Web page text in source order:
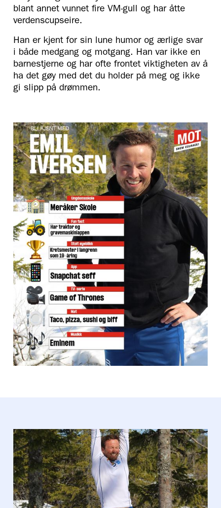
blant annet vunnet fire VM-gull og har åtte
verdenscupseire.
Han er kjent for sin lune humor og ærlige svar
i både medgang og motgang. Han var ikke en
barnestjerne og har ofte frontet viktigheten av å
ha det gøy med det du holder på meg og ikke
gi slipp på drømmen.